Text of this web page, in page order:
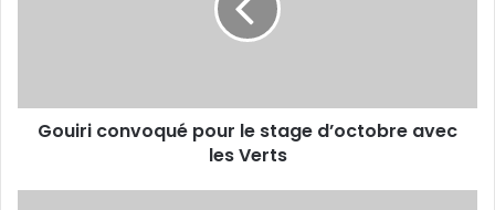
Verts
Gouiri convoqué pour le stage d’octobre avec
les Verts